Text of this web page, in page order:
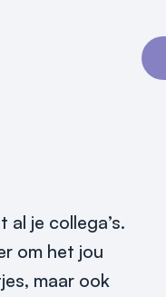
je collega’s.
om het jou
maar ook